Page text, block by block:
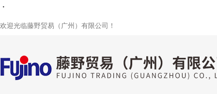
欢迎光临藤野贸易（广州）有限公司！
・・・・